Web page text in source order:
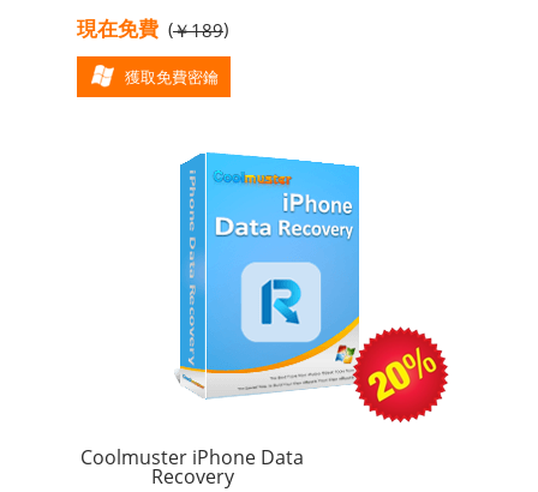
現在免費 (￥189)
獲取免費密鑰
Coolmuster iPhone Data
Recovery